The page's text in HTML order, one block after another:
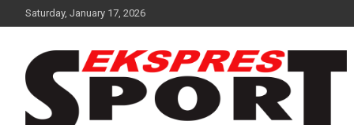
to
Saturday, January 17, 2026